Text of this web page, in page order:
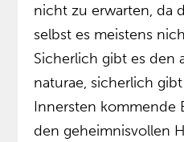
nicht zu erwarten, da
selbst es meistens
Sicherlich gibt es den
naturae, sicherlich
Innersten kommende
den geheimnisvollen